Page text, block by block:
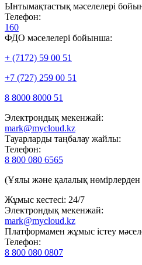
Ынтымақтастық мәселелері
Телефон:
160
ФДО мәселелері бойынша:
+ (7172) 59 00 51
+7 (727) 259 00 51
8 8000 8000 51
Электрондық мекенжай:
mark@mycloud.kz
Тауарларды таңбалау жайлы:
Телефон:
8 800 080 6565
(Ұялы және қалалық нөмірлерден
Жұмыс кестесі: 24/7
Электрондық мекенжай:
mark@mycloud.kz
Платформамен жұмыс істеу
Телефон:
8 800 080 0807